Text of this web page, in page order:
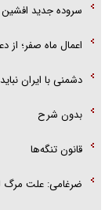
سروده جدید افشین
اعمال ماه صفر؛ از
دشمنی با ایران
بدون شرح
قانون تنگه‌ها
ضرغامی: علت مرگ